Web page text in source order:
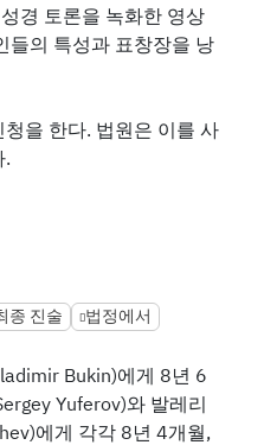
경 토론을 녹화한 영상
들의 특성과 표창장을 낭
을 한다. 법원은 이를 사
.
종 진술 법정에서
Bukin)에게 8년 6
Yuferov)와 발레리
에게 각각 8년 4개월,